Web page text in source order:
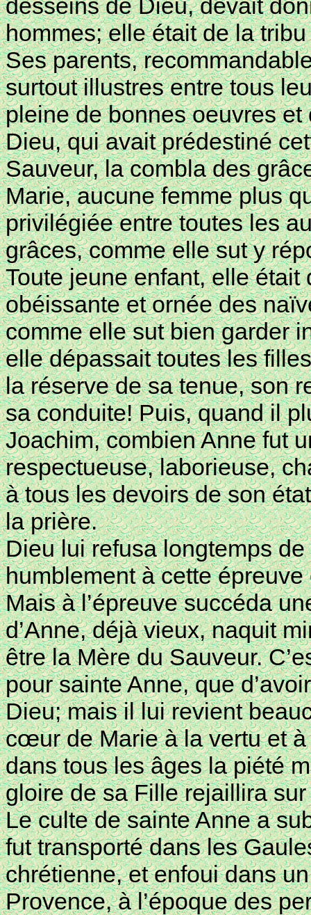
desseins de Dieu, devait
hommes; elle était de la
Ses parents,
surtout illustres entre tous
pleine de bonnes oeuvres et
Dieu, qui avait prédestiné
Sauveur, la combla des
Marie, aucune femme plus
privilégiée entre toutes les
grâces, comme elle sut y
Toute jeune enfant, elle
obéissante et ornée des
comme elle sut bien garder
elle dépassait toutes les
la réserve de sa tenue, son
sa conduite! Puis, quand il
Joachim, combien Anne fut
respectueuse, laborieuse,
à tous les devoirs de son
la prière.
Dieu lui refusa longtemps
humblement à cette
Mais à l’épreuve succéda
d’Anne, déjà vieux, naquit
être la Mère du Sauveur.
pour sainte Anne, que
Dieu; mais il lui revient
cœur de Marie à la vertu et à
dans tous les âges la piété
gloire de sa Fille rejaillira
Le culte de sainte Anne a
fut transporté dans les
chrétienne, et enfoui dans
Provence, à l’époque des